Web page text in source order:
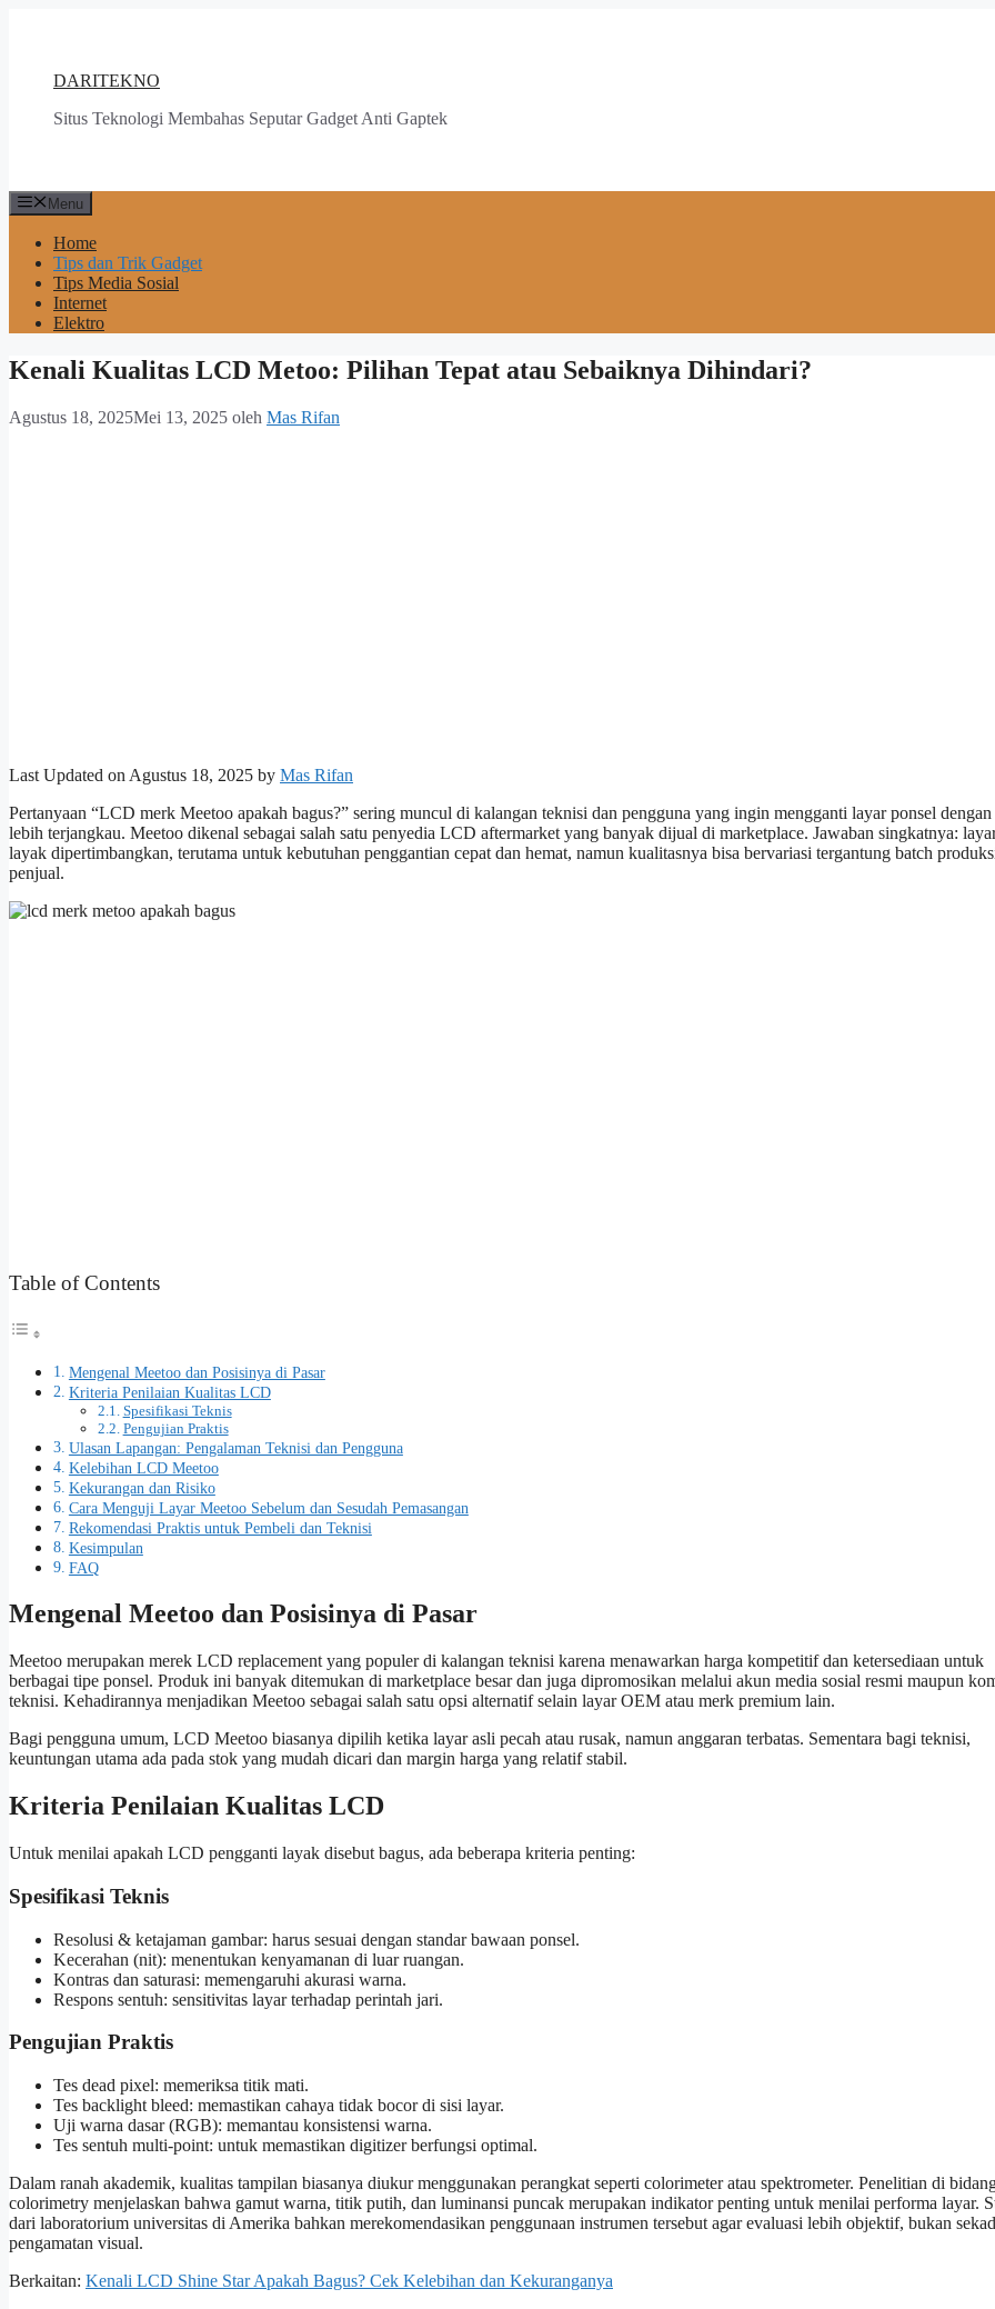
DARITEKNO
Situs Teknologi Membahas Seputar Gadget Anti Gaptek
Menu
Home
Tips dan Trik Gadget
Tips Media Sosial
Internet
Elektro
Kenali Kualitas LCD Metoo: Pilihan Tepat atau Sebaiknya Dihindari?
Agustus 18, 2025Mei 13, 2025 oleh Mas Rifan
Last Updated on Agustus 18, 2025 by Mas Rifan
Pertanyaan “LCD merk Meetoo apakah bagus?” sering muncul di kalangan teknisi dan pengguna yang ingin mengganti layar ponsel dengan
lebih terjangkau. Meetoo dikenal sebagai salah satu penyedia LCD aftermarket yang banyak dijual di marketplace. Jawaban singkatnya:
layak dipertimbangkan, terutama untuk kebutuhan penggantian cepat dan hemat, namun kualitasnya bisa bervariasi tergantung batch
penjual.
Table of Contents
Mengenal Meetoo dan Posisinya di Pasar
Kriteria Penilaian Kualitas LCD
Spesifikasi Teknis
Pengujian Praktis
Ulasan Lapangan: Pengalaman Teknisi dan Pengguna
Kelebihan LCD Meetoo
Kekurangan dan Risiko
Cara Menguji Layar Meetoo Sebelum dan Sesudah Pemasangan
Rekomendasi Praktis untuk Pembeli dan Teknisi
Kesimpulan
FAQ
Mengenal Meetoo dan Posisinya di Pasar
Meetoo merupakan merek LCD replacement yang populer di kalangan teknisi karena menawarkan harga kompetitif dan ketersediaan untuk
berbagai tipe ponsel. Produk ini banyak ditemukan di marketplace besar dan juga dipromosikan melalui akun media sosial resmi maupun
teknisi. Kehadirannya menjadikan Meetoo sebagai salah satu opsi alternatif selain layar OEM atau merk premium lain.
Bagi pengguna umum, LCD Meetoo biasanya dipilih ketika layar asli pecah atau rusak, namun anggaran terbatas. Sementara bagi teknisi,
keuntungan utama ada pada stok yang mudah dicari dan margin harga yang relatif stabil.
Kriteria Penilaian Kualitas LCD
Untuk menilai apakah LCD pengganti layak disebut bagus, ada beberapa kriteria penting:
Spesifikasi Teknis
Resolusi & ketajaman gambar: harus sesuai dengan standar bawaan ponsel.
Kecerahan (nit): menentukan kenyamanan di luar ruangan.
Kontras dan saturasi: memengaruhi akurasi warna.
Respons sentuh: sensitivitas layar terhadap perintah jari.
Pengujian Praktis
Tes dead pixel: memeriksa titik mati.
Tes backlight bleed: memastikan cahaya tidak bocor di sisi layar.
Uji warna dasar (RGB): memantau konsistensi warna.
Tes sentuh multi-point: untuk memastikan digitizer berfungsi optimal.
Dalam ranah akademik, kualitas tampilan biasanya diukur menggunakan perangkat seperti colorimeter atau spektrometer. Penelitian di
colorimetry menjelaskan bahwa gamut warna, titik putih, dan luminansi puncak merupakan indikator penting untuk menilai performa layar.
dari laboratorium universitas di Amerika bahkan merekomendasikan penggunaan instrumen tersebut agar evaluasi lebih objektif, bukan
pengamatan visual.
Berkaitan: Kenali LCD Shine Star Apakah Bagus? Cek Kelebihan dan Kekuranganya